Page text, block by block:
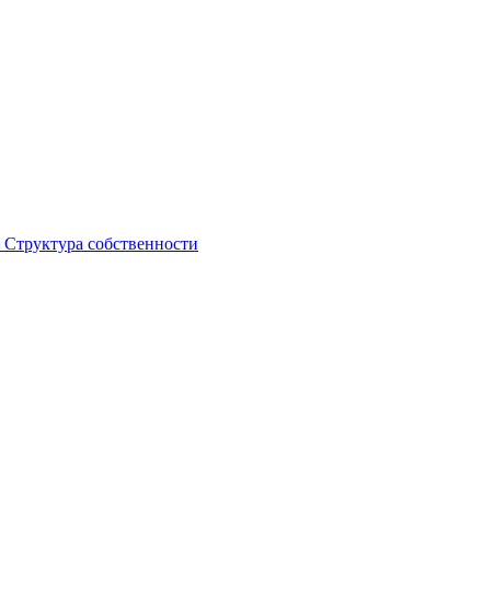
Структура собственности